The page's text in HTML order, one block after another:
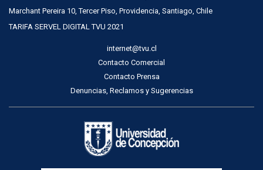
Marchant Pereira 10, Tercer Piso, Providencia, Santiago, Chile
TARIFA SERVEL DIGITAL TVU 2021
internet@tvu.cl
Contacto Comercial
Contacto Prensa
Denuncias, Reclamos y Sugerencias